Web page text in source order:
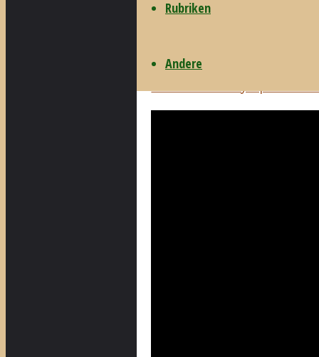
Rubriken
Andere
http://radiomelasudas-
https://www.jpc.de/jpcng/